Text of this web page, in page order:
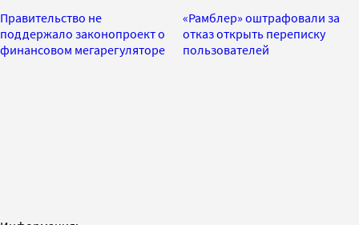
Правительство не
поддержало законопроект о
финансовом мегарегуляторе
«Рамблер» оштрафовали за
отказ открыть переписку
пользователей